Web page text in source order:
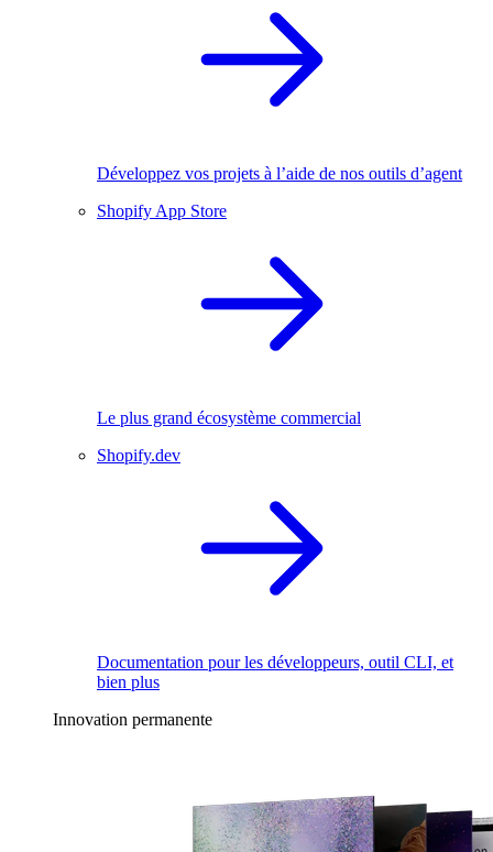
Développez vos projets à l’aide de nos outils d’agent
Shopify App Store
Le plus grand écosystème commercial
Shopify.dev
Documentation pour les développeurs, outil CLI, et
bien plus
Innovation permanente